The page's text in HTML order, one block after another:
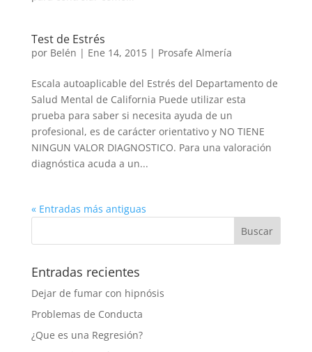
Test de Estrés
por Belén | Ene 14, 2015| Prosafe Almería
Escala autoaplicable del Estrés del Departamento de
Salud Mental de California Puede utilizar esta
prueba para saber si necesita ayuda de un
profesional, es de carácter orientativo y NO TIENE
NINGUN VALOR DIAGNOSTICO. Para una valoración
diagnóstica acuda a un...
« Entradas más antiguas
Entradas recientes
Dejar de fumar con hipnósis
Problemas de Conducta
¿Que es una Regresión?